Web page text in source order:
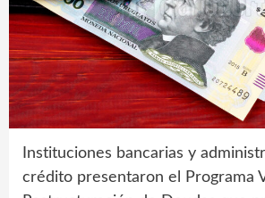
Instituciones bancarias y
crédito presentaron el Programa